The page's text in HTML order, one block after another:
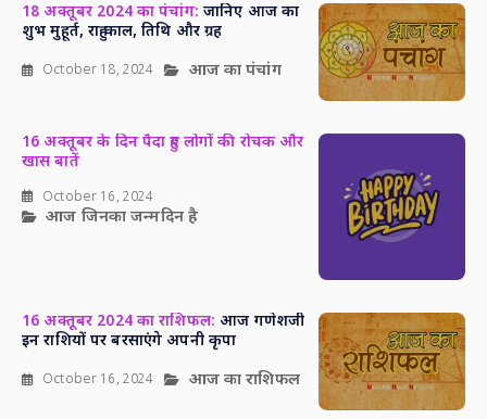
18 अक्तूबर 2024 का पंचांग: जानिए आज का
शुभ मुहूर्त, राहु काल, तिथि और ग्रह
October 18, 2024 आज का पंचांग
16 अक्तूबर के दिन पैदा हुए लोगों की रोचक और
खास बातें
October 16, 2024
आज जिनका जन्मदिन है
16 अक्तूबर 2024 का राशिफल: आज गणेशजी
इन राशियों पर बरसाएंगे अपनी कृपा
October 16, 2024 आज का राशिफल